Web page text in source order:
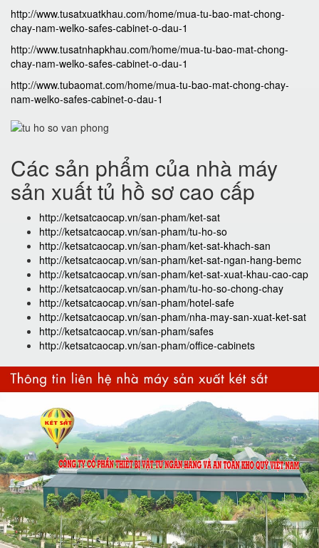
http://www.tusatxuatkhau.com/home/mua-tu-bao-mat-chong-
chay-nam-welko-safes-cabinet-o-dau-1
http://www.tusatnhapkhau.com/home/mua-tu-bao-mat-chong-
chay-nam-welko-safes-cabinet-o-dau-1
http://www.tubaomat.com/home/mua-tu-bao-mat-chong-chay-
nam-welko-safes-cabinet-o-dau-1
Các sản phẩm của nhà máy
sản xuất tủ hồ sơ cao cấp
http://ketsatcaocap.vn/san-pham/ket-sat
http://ketsatcaocap.vn/san-pham/tu-ho-so
http://ketsatcaocap.vn/san-pham/ket-sat-khach-san
http://ketsatcaocap.vn/san-pham/ket-sat-ngan-hang-bemc
http://ketsatcaocap.vn/san-pham/ket-sat-xuat-khau-cao-cap
http://ketsatcaocap.vn/san-pham/tu-ho-so-chong-chay
http://ketsatcaocap.vn/san-pham/hotel-safe
http://ketsatcaocap.vn/san-pham/nha-may-san-xuat-ket-sat
http://ketsatcaocap.vn/san-pham/safes
http://ketsatcaocap.vn/san-pham/office-cabinets